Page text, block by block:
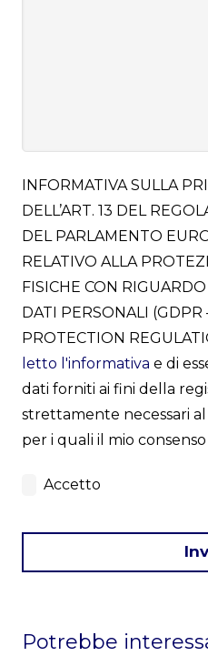
INFORMATIVA SULLA
DELL’ART. 13 DEL
DEL PARLAMENTO
RELATIVO ALLA
FISICHE CON
DATI PERSONALI (GDPR
PROTECTION
letto l'informativa e di
dati forniti ai fini della
strettamente necessari
per i quali il mio
Accetto
should
Potrebbe